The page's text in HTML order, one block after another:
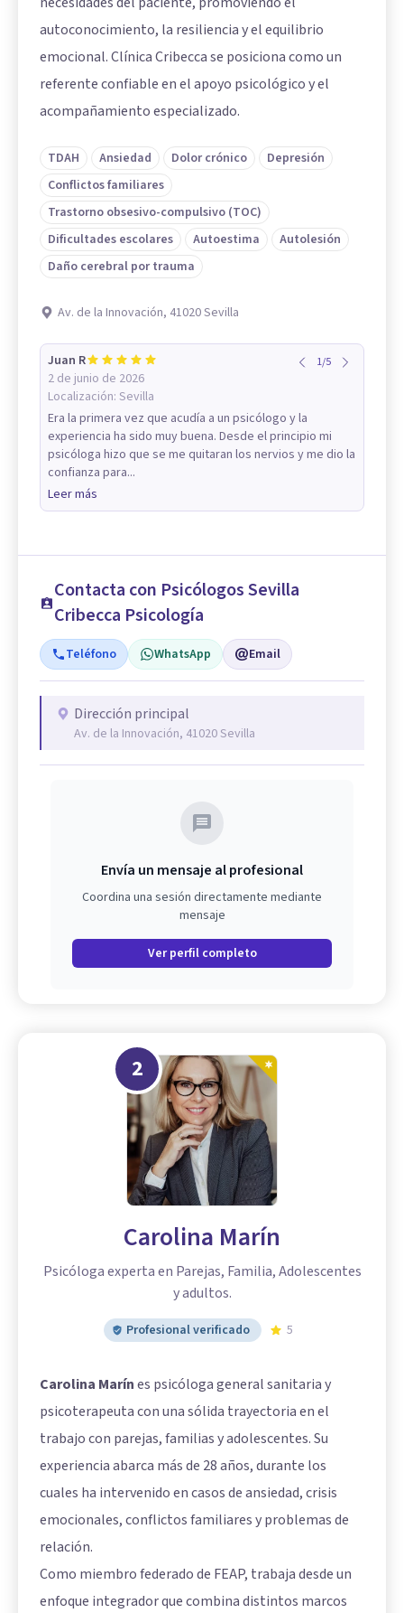
autoconocimiento, la resiliencia y el equilibrio
emocional. Clínica Cribecca se posiciona como un
referente confiable en el apoyo psicológico y el
acompañamiento especializado.
TDAH Ansiedad Dolor crónico
Depresión
Conflictos familiares
Trastorno obsesivo-compulsivo (TOC)
Dificultades escolares
Autoestima
Autolesión
Daño cerebral por trauma
Av. de la Innovación, 41020 Sevilla
Juan R
2 de junio de 2026
Localización: Sevilla
1/5
Era la primera vez que acudía a un psicólogo y la
experiencia ha sido muy buena. Desde el principio mi
psicóloga hizo que se me quitaran los nervios y me dio la
confianza para...
Leer más
Contacta con Psicólogos Sevilla
Cribecca Psicología
Teléfono WhatsApp Email
Dirección principal
Av. de la Innovación, 41020 Sevilla
Envía un mensaje al profesional
Coordina una sesión directamente mediante
mensaje
Ver perfil completo
2
Carolina Marín
Psicóloga experta en Parejas, Familia, Adolescentes
y adultos.
Profesional verificado 5
Carolina Marínes psicóloga general sanitaria y
psicoterapeuta con una sólida trayectoria en el
trabajo con parejas, familias y adolescentes. Su
experiencia abarca más de 28 años, durante los
cuales ha intervenido en casos de ansiedad, crisis
emocionales, conflictos familiares y problemas de
relación.
Como miembro federado de FEAP, trabaja desde un
enfoque integrador que combina distintos marcos